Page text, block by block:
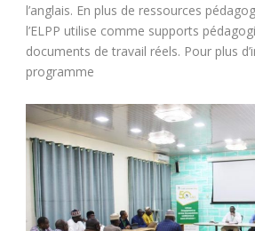
l’anglais. En plus de ressources
l’ELPP utilise comme supports
documents de travail réels. Pour plus
programme